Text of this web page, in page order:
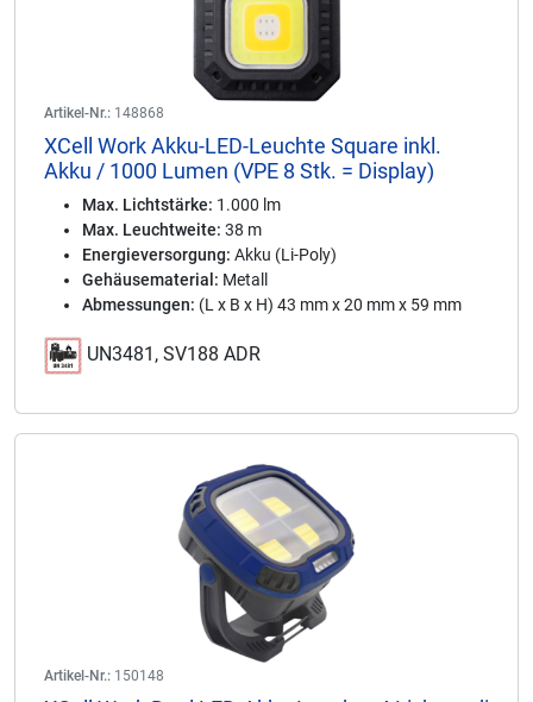
Artikel-Nr.: 148868
XCell Work Akku-LED-Leuchte Square inkl.
Akku / 1000 Lumen (VPE 8 Stk. = Display)
Max. Lichtstärke: 1.000 lm
Max. Leuchtweite: 38 m
Energieversorgung: Akku (Li-Poly)
Gehäusematerial: Metall
Abmessungen: (L x B x H) 43 mm x 20 mm x 59 mm
UN3481, SV188 ADR
Artikel-Nr.: 150148